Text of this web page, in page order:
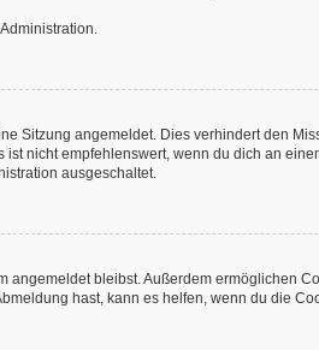
Sitzung angemeldet. Dies verhindert den
nicht empfehlenswert, wenn du dich an
ausgeschaltet.
bleibst. Außerdem ermöglichen
hast, kann es helfen, wenn du die